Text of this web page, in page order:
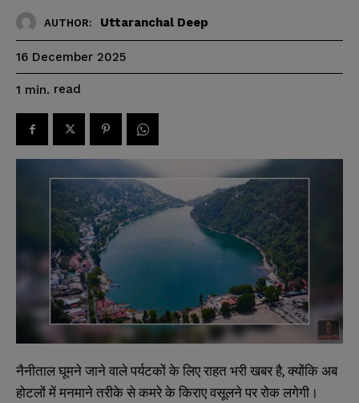
AUTHOR: Uttaranchal Deep
16 December 2025
1 min. read
नैनीताल घूमने जाने वाले पर्यटकों के लिए राहत भरी खबर है, क्योंकि अब
होटलों में मनमाने तरीके से कमरे के किराए वसूलने पर रोक लगेगी।